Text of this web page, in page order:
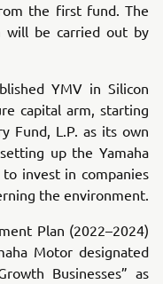
the first fund. The
will be carried out by
YMV in Silicon
capital arm, starting
Fund, L.P. as its own
up the Yamaha
invest in companies
the environment.
Plan (2022–2024)
Motor designated
Businesses” as